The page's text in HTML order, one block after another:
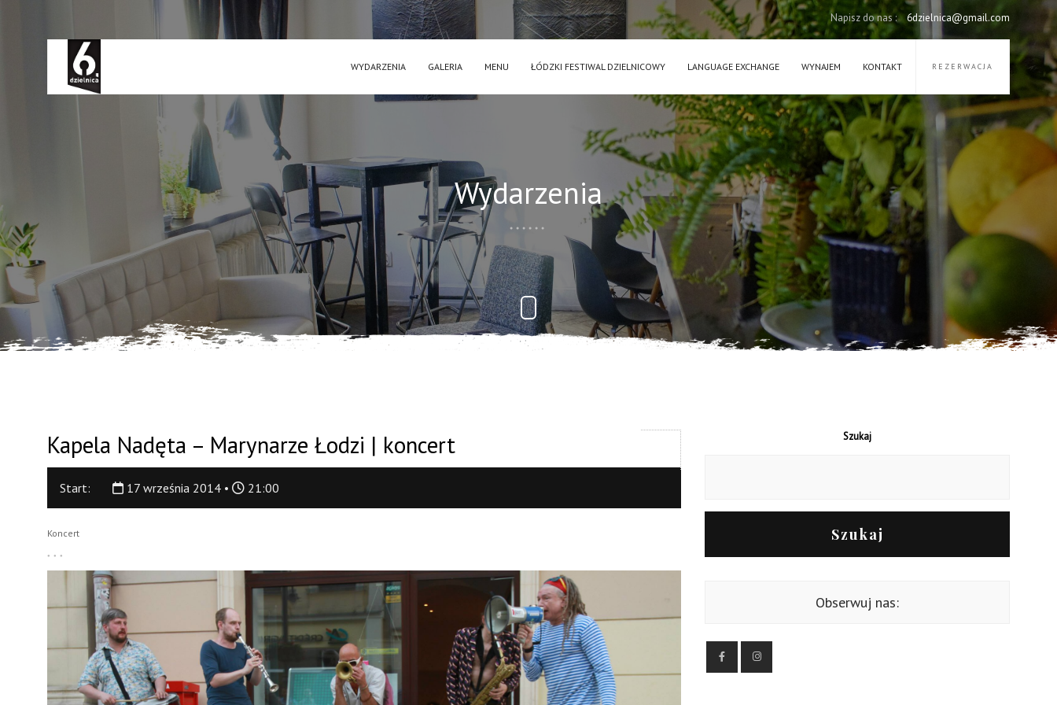
Napisz do nas : 6dzielnica@gmail.com
REZERWACJA
WYDARZENIA GALERIA MENU ŁÓDZKI FESTIWAL DZIELNICOWY LANGUAGE EXCHANGE WYNAJEM KONTAKT
Wydarzenia
Kapela Nadęta – Marynarze Łodzi | koncert
Start: 17 września 2014 • 21:00
Koncert
Szukaj
Szukaj
Obserwuj nas: